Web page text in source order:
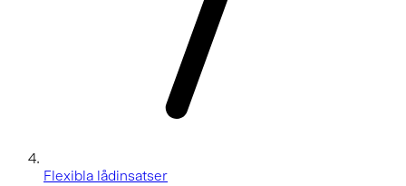
Flexibla lådinsatser